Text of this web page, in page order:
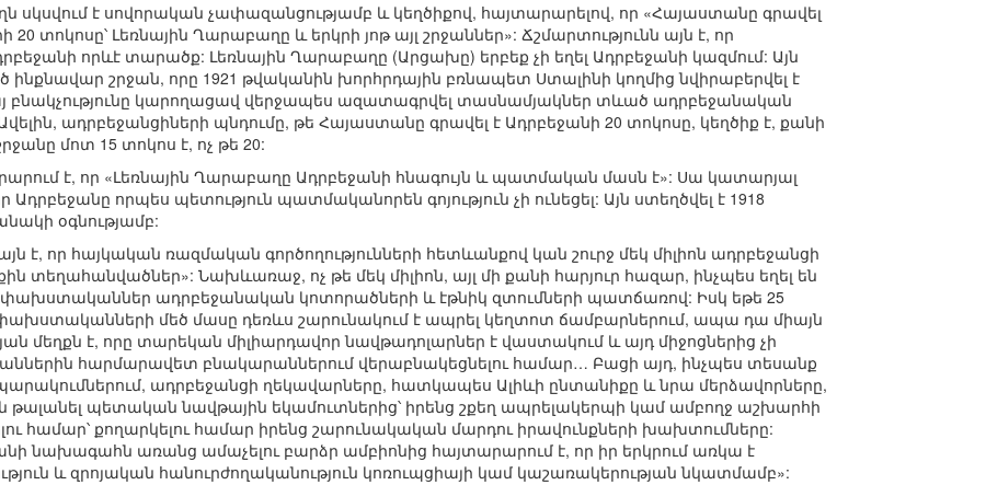
սկսվում է սովորական չափազանցությամբ և կեղծիքով, հայտարարելով, որ «Հայաստանը գրավել
տոկոսը՝ Լեռնային Ղարաբաղը և երկրի յոթ այլ շրջաններ»: Ճշմարտությունն այն է, որ
որևէ տարածք: Լեռնային Ղարաբաղը (Արցախը) երբեք չի եղել Ադրբեջանի կազմում: Այն
ինքնավար շրջան, որը 1921 թվականին խորհրդային բռնապետ Ստալինի կողմից նվիրաբերվել է
բնակչությունը կարողացավ վերջապես ազատագրվել տասնամյակներ տևած ադրբեջանական
ադրբեջանցիների պնդումը, թե Հայաստանը գրավել է Ադրբեջանի 20 տոկոսը, կեղծիք է, քանի
մոտ 15 տոկոս է, ոչ թե 20:
է, որ «Լեռնային Ղարաբաղը Ադրբեջանի հնագույն և պատմական մասն է»: Սա կատարյալ
Ադրբեջանը որպես պետություն պատմականորեն գոյություն չի ունեցել: Այն ստեղծվել է 1918
օգնությամբ:
է, որ հայկական ռազմական գործողությունների հետևանքով կան շուրջ մեկ միլիոն ադրբեջանցի
տեղահանվածներ»: Նախևառաջ, ոչ թե մեկ միլիոն, այլ մի քանի հարյուր հազար, ինչպես եղել են
փախստականներ ադրբեջանական կոտորածների և էթնիկ զտումների պատճառով: Իսկ եթե 25
մեծ մասը դեռևս շարունակում է ապրել կեղտոտ ճամբարներում, ապա դա միայն
մեղքն է, որը տարեկան միլիարդավոր նավթադոլարներ է վաստակում և այդ միջոցներից չի
հարմարավետ բնակարաններում վերաբնակեցնելու համար… Բացի այդ, ինչպես տեսանք
ադրբեջանցի ղեկավարները, հատկապես Ալիևի ընտանիքը և նրա մերձավորները,
թալանել պետական նավթային եկամուտներից՝ իրենց շքեղ ապրելակերպի կամ ամբողջ աշխարհի
համար՝ քողարկելու համար իրենց շարունակական մարդու իրավունքների խախտումները:
նախագահն առանց ամաչելու բարձր ամբիոնից հայտարարում է, որ իր երկրում առկա է
և զրոյական հանուրժողականություն կոռուպցիայի կամ կաշառակերության նկատմամբ»: